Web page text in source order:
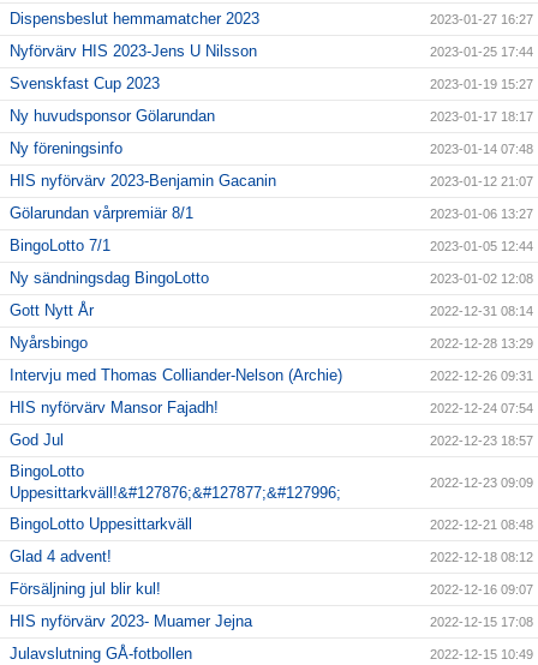
Dispensbeslut hemmamatcher 2023 2023-01-27 16:27
Nyförvärv HIS 2023-Jens U Nilsson 2023-01-25 17:44
Svenskfast Cup 2023 2023-01-19 15:27
Ny huvudsponsor Gölarundan 2023-01-17 18:17
Ny föreningsinfo 2023-01-14 07:48
HIS nyförvärv 2023-Benjamin Gacanin 2023-01-12 21:07
Gölarundan vårpremiär 8/1 2023-01-06 13:27
BingoLotto 7/1 2023-01-05 12:44
Ny sändningsdag BingoLotto 2023-01-02 12:08
Gott Nytt År 2022-12-31 08:14
Nyårsbingo 2022-12-28 13:29
Intervju med Thomas Colliander-Nelson (Archie) 2022-12-26 09:31
HIS nyförvärv Mansor Fajadh! 2022-12-24 07:54
God Jul 2022-12-23 18:57
BingoLotto
Uppesittarkväll!&#127876;&#127877;&#127996;
2022-12-23 09:09
BingoLotto Uppesittarkväll 2022-12-21 08:48
Glad 4 advent! 2022-12-18 08:12
Försäljning jul blir kul! 2022-12-16 09:07
HIS nyförvärv 2023- Muamer Jejna 2022-12-15 17:08
Julavslutning GÅ-fotbollen 2022-12-15 10:49